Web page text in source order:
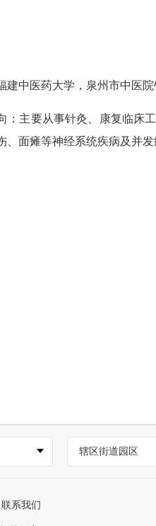
医药大学，泉州市中医院
主要从事针灸、康复临床工
、面瘫等神经系统疾病及并发
辖区街道园区
联系我们